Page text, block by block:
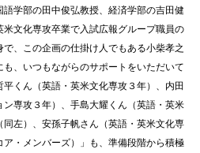
学部の田中俊弘教授、経済学部の吉田健
文化専攻卒業で入試広報グループ職員の
、この企画の仕掛け人でもある小柴孝之
、いつもながらのサポートをいただいて
くん（英語・英米文化専攻３年）、内田
専攻３年）、手島大耀くん（英語・英米
左）、安孫子帆さん（英語・英米文化専
・メンバーズ）」も、準備段階から積極